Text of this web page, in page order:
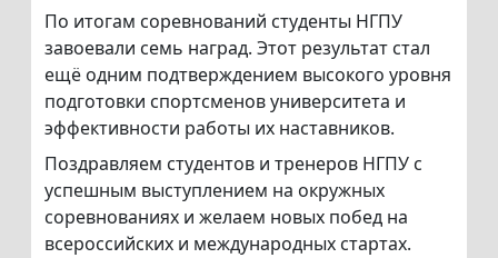
По итогам соревнований студенты НГПУ
завоевали семь наград. Этот результат стал
ещё одним подтверждением высокого уровня
подготовки спортсменов университета и
эффективности работы их наставников.
Поздравляем студентов и тренеров НГПУ с
успешным выступлением на окружных
соревнованиях и желаем новых побед на
всероссийских и международных стартах.